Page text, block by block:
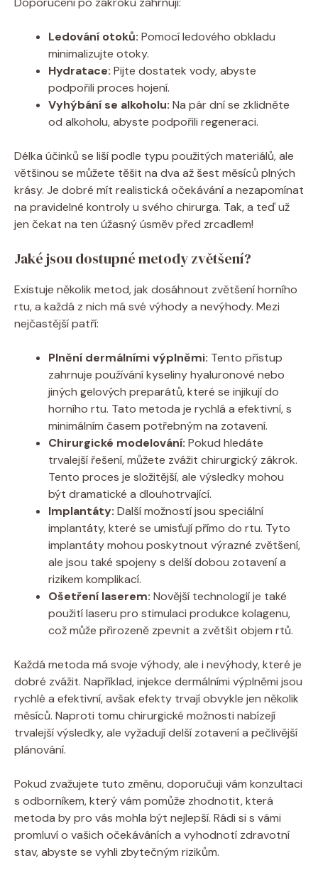
Ledování otoků: Pomocí ledového obkladu
minimalizujte otoky.
Hydratace: Pijte dostatek vody, abyste
podpořili proces hojení.
Vyhýbání se alkoholu: Na pár dní se zklidněte
od alkoholu, abyste podpořili regeneraci.
Délka účinků se liší podle typu použitých materiálů, ale
většinou se můžete těšit na dva až šest měsíců plných
krásy. Je dobré mít realistická očekávání a nezapomínat
na pravidelné kontroly u svého chirurga. Tak, a teď už
jen čekat na ten úžasný úsměv před zrcadlem!
Jaké jsou dostupné metody zvětšení?
Existuje několik metod, jak dosáhnout zvětšení horního
rtu, a každá z nich má své výhody a nevýhody. Mezi
nejčastější patří:
Plnění dermálními výplněmi: Tento přístup
zahrnuje používání kyseliny hyaluronové nebo
jiných gelových preparátů, které se injikují do
horního rtu. Tato metoda je rychlá a efektivní, s
minimálním časem potřebným na zotavení.
Chirurgické modelování: Pokud hledáte
trvalejší řešení, můžete zvážit chirurgický zákrok.
Tento proces je složitější, ale výsledky mohou
být dramatické a dlouhotrvající.
Implantáty: Další možností jsou speciální
implantáty, které se umisťují přímo do rtu. Tyto
implantáty mohou poskytnout výrazné zvětšení,
ale jsou také spojeny s delší dobou zotavení a
rizikem komplikací.
Ošetření laserem: Novější technologií je také
použití laseru pro stimulaci produkce kolagenu,
což může přirozeně zpevnit a zvětšit objem rtů.
Každá metoda má svoje výhody, ale i nevýhody, které je
dobré zvážit. Například, injekce dermálními výplněmi jsou
rychlé a efektivní, avšak efekty trvají obvykle jen několik
měsíců. Naproti tomu chirurgické možnosti nabízejí
trvalejší výsledky, ale vyžadují delší zotavení a pečlivější
plánování.
Pokud zvažujete tuto změnu, doporučuji vám konzultaci
s odborníkem, který vám pomůže zhodnotit, která
metoda by pro vás mohla být nejlepší. Rádi si s vámi
promluví o vašich očekáváních a vyhodnotí zdravotní
stav, abyste se vyhli zbytečným rizikům.